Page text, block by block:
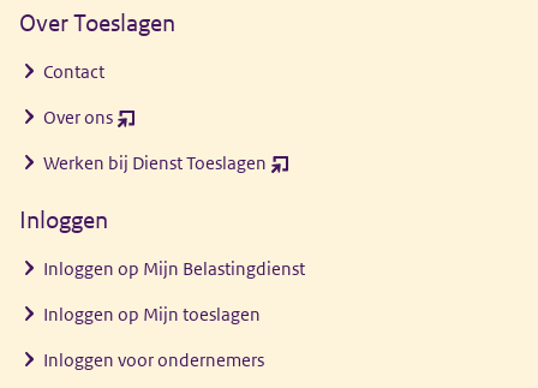
Over Toeslagen
Contact
Over ons (opent
venster)
Werken bij Dienst Toeslagen (opent
Inloggen
Inloggen op Mijn Belastingdienst
Inloggen op Mijn toeslagen
Inloggen voor ondernemers